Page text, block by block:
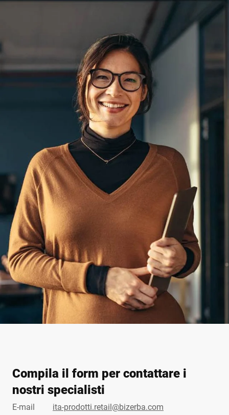
Compila il form per contattare i
nostri specialisti
E-mail
ita-prodotti.retail@bizerba.com